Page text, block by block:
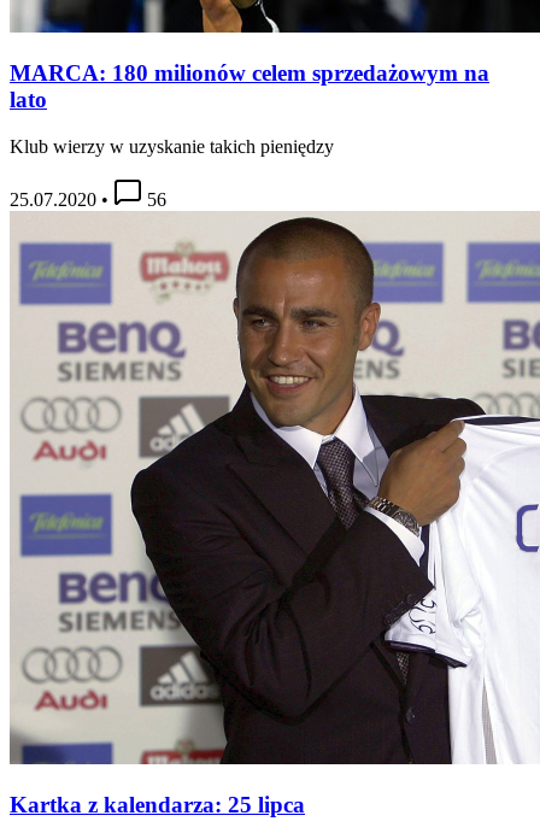
MARCA: 180 milionów celem sprzedażowym na
lato
Klub wierzy w uzyskanie takich pieniędzy
25.07.2020 • 56
Kartka z kalendarza: 25 lipca